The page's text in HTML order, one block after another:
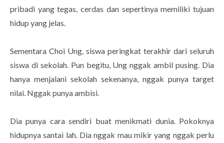
pribadi yang tegas, cerdas dan sepertinya memiliki tujuan
hidup yang jelas.
Sementara Choi Ung, siswa peringkat terakhir dari seluruh
siswa di sekolah. Pun begitu, Ung nggak ambil pusing. Dia
hanya menjalani sekolah sekenanya, nggak punya target
nilai. Nggak punya ambisi.
Dia punya cara sendiri buat menikmati dunia. Pokoknya
hidupnya santai lah. Dia nggak mau mikir yang nggak perlu